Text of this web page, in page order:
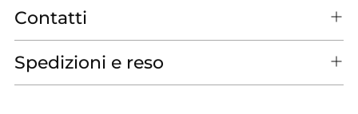
Contatti
Spedizioni e reso